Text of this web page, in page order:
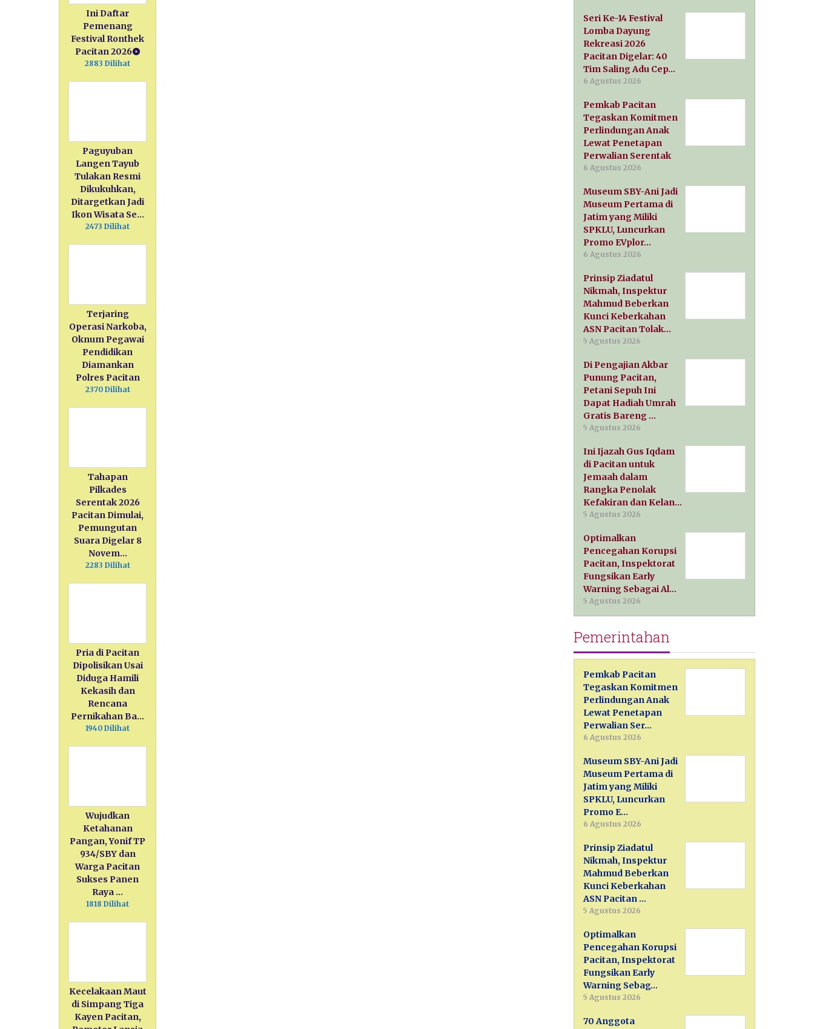
Ini Daftar
Pemenang
Festival Ronthek
Pacitan 2026
2883 Dilihat
Paguyuban
Langen Tayub
Tulakan Resmi
Dikukuhkan,
Ditargetkan Jadi
Ikon Wisata Se…
2473 Dilihat
Terjaring
Operasi Narkoba,
Oknum Pegawai
Pendidikan
Diamankan
Polres Pacitan
2370 Dilihat
Tahapan
Pilkades
Serentak 2026
Pacitan Dimulai,
Pemungutan
Suara Digelar 8
Novem…
2283 Dilihat
Pria di Pacitan
Dipolisikan Usai
Diduga Hamili
Kekasih dan
Rencana
Pernikahan Ba…
1940 Dilihat
Wujudkan
Ketahanan
Pangan, Yonif TP
934/SBY dan
Warga Pacitan
Sukses Panen
Raya …
1818 Dilihat
Kecelakaan Maut
di Simpang Tiga
Kayen Pacitan,
Seri Ke-14 Festival
Lomba Dayung
Rekreasi 2026
Pacitan Digelar: 40
Tim Saling Adu Cep…
6 Agustus 2026
Pemkab Pacitan
Tegaskan Komitmen
Perlindungan Anak
Lewat Penetapan
Perwalian Serentak
6 Agustus 2026
Museum SBY-Ani Jadi
Museum Pertama di
Jatim yang Miliki
SPKLU, Luncurkan
Promo EVplor…
6 Agustus 2026
Prinsip Ziadatul
Nikmah, Inspektur
Mahmud Beberkan
Kunci Keberkahan
ASN Pacitan Tolak…
5 Agustus 2026
Di Pengajian Akbar
Punung Pacitan,
Petani Sepuh Ini
Dapat Hadiah Umrah
Gratis Bareng …
5 Agustus 2026
Ini Ijazah Gus Iqdam
di Pacitan untuk
Jemaah dalam
Rangka Penolak
Kefakiran dan Kelan…
5 Agustus 2026
Optimalkan
Pencegahan Korupsi
Pacitan, Inspektorat
Fungsikan Early
Warning Sebagai Al…
5 Agustus 2026
Pemerintahan
Pemkab Pacitan
Tegaskan Komitmen
Perlindungan Anak
Lewat Penetapan
Perwalian Ser…
6 Agustus 2026
Museum SBY-Ani Jadi
Museum Pertama di
Jatim yang Miliki
SPKLU, Luncurkan
Promo E…
6 Agustus 2026
Prinsip Ziadatul
Nikmah, Inspektur
Mahmud Beberkan
Kunci Keberkahan
ASN Pacitan …
5 Agustus 2026
Optimalkan
Pencegahan Korupsi
Pacitan, Inspektorat
Fungsikan Early
Warning Sebag…
5 Agustus 2026
70 Anggota